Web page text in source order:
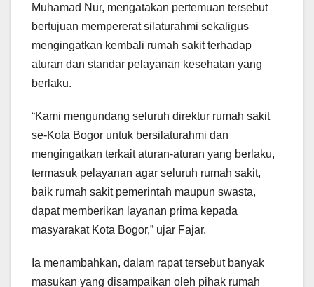
Muhamad Nur, mengatakan pertemuan tersebut
bertujuan mempererat silaturahmi sekaligus
mengingatkan kembali rumah sakit terhadap
aturan dan standar pelayanan kesehatan yang
berlaku.
“Kami mengundang seluruh direktur rumah sakit
se-Kota Bogor untuk bersilaturahmi dan
mengingatkan terkait aturan-aturan yang berlaku,
termasuk pelayanan agar seluruh rumah sakit,
baik rumah sakit pemerintah maupun swasta,
dapat memberikan layanan prima kepada
masyarakat Kota Bogor,” ujar Fajar.
Ia menambahkan, dalam rapat tersebut banyak
masukan yang disampaikan oleh pihak rumah